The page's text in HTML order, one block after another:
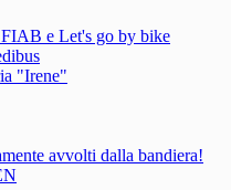
e Let's go by bike
"Irene"
avvolti dalla bandiera!